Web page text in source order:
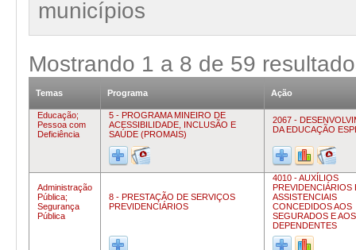
municípios
Mostrando 1 a 8 de 59
Temas Programa Ação
Educação;
Pessoa com
Deficiência
5 - PROGRAMA MINEIRO DE
ACESSIBILIDADE, INCLUSÃO E
SAÚDE (PROMAIS)
2067 -
DA EDUCAÇÃO
Administração
Pública;
Segurança
Pública
8 - PRESTAÇÃO DE SERVIÇOS
PREVIDENCIÁRIOS
4010 - AUXÍLIOS
PREVIDENCIÁRIOS
ASSISTENCIAIS
CONCEDIDOS AOS
SEGURADOS E
DEPENDENTES